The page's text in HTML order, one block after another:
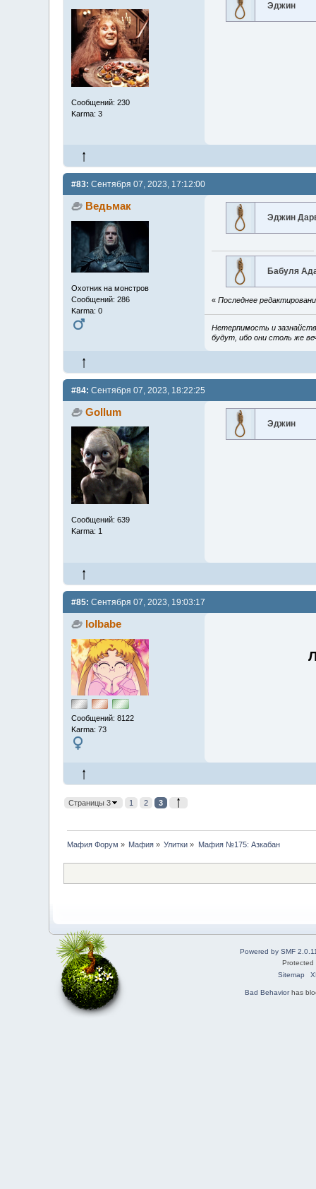
Сообщений: 230
Karma: 3
Эджин
#83: Сентября 07, 2023, 17:12:00
Ведьмак
Охотник на монстров
Сообщений: 286
Karma: 0
Эджин
Бабуля
« Последнее
Нетерпимость и
будут, ибо они столь же
#84: Сентября 07, 2023, 18:22:25
Gollum
Сообщений: 639
Karma: 1
Эджин
#85: Сентября 07, 2023, 19:03:17
lolbabe
Сообщений: 8122
Karma: 73
Страницы 3 1 2 3
Мафия Форум » Мафия » Улитки » Мафия №175: Азкабан
Powered by SMF
Sitemap
Bad Behaviorhas